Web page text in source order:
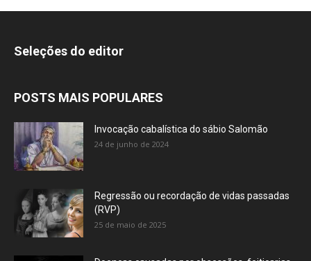
Seleções do editor
POSTS MAIS POPULARES
Invocação cabalística do sábio Salomão
24 de junho de 2024
Regressão ou recordação de vidas passadas
(RVP)
25 de maio de 2025